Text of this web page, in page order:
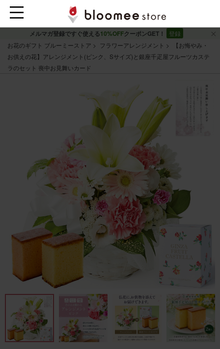
メルマガ登録ですぐ使える10%OFFクーポンGET！
登録
お花のギフト ブルーミーストア
フラワーアレンジメント
【お悔やみ・
お供えの花】アレンジメント(ピンク、Sサイズ)と銀座千疋屋フルーツカステ
ラのセット 喪中お見舞いカード